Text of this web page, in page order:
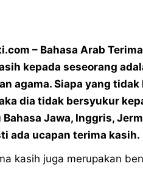
– Bahasa Arab
kepada seseorang
agama. Siapa yang
dia tidak bersyukur
Bahasa Jawa, Inggris,
ada ucapan terima kasih.
kasih juga merupakan